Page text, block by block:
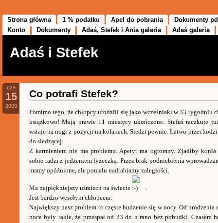
Strona główna 1 % podatku Apel do pobrania
Dokumenty
Konto
Dokumenty Adaś, Stefek i Ania galeria Adaś galeria
Adaś i Stefek
cze
15
2009
Co potrafi Stefek?
Pomimo tego, że chłopcy urodzili się jako wcześniaki w 33 tygodniu
książkowo! Mają prawie 11 miesięcy ukończone. Stefuś raczkuje
wstaje na nogi z pozycji na kolanach. Siedzi pewnie. Łatwo
do siedzącej.
Z karmieniem nie ma problemu. Apetyt ma ogromny. Zjadłby
sobie radzi z jedzeniem łyżeczką. Przez brak podniebienia
mamy opóźnione, ale pomału nadrabiamy zaległości.
Ma najpiękniejszy uśmiech na świecie
.
Jest bardzo wesołym chłopcem.
Największy nasz problem to częste budzenie się w nocy. Od urodzenia
noce były takie, że przespał od 23 do 5 rano bez pobudki. Czasem